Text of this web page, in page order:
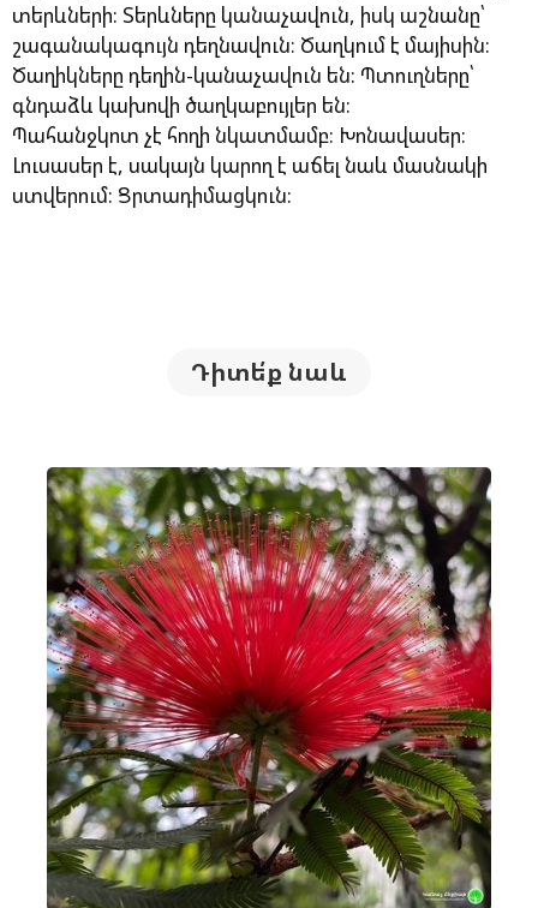
տերևների: Տերևները կանաչավուն, իսկ աշնանը՝
շագանակագույն դեղնավուն։ Ծաղկում է մայիսին:
Ծաղիկները դեղին-կանաչավուն են: Պտուղները՝
գնդաձև կախովի ծաղկաբույլեր են:
Պահանջկոտ չէ հողի նկատմամբ: Խոնավասեր:
Լուսասեր է, սակայն կարող է աճել նաև մասնակի
ստվերում: Ցրտադիմացկուն:
Դիտե՛ք նաև